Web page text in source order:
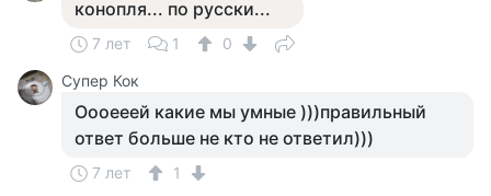
конопля... по русски...
7 лет 1
0
Супер Кок
Оооееей какие мы умные )))правильный
ответ больше не кто не ответил)))
7 лет 1